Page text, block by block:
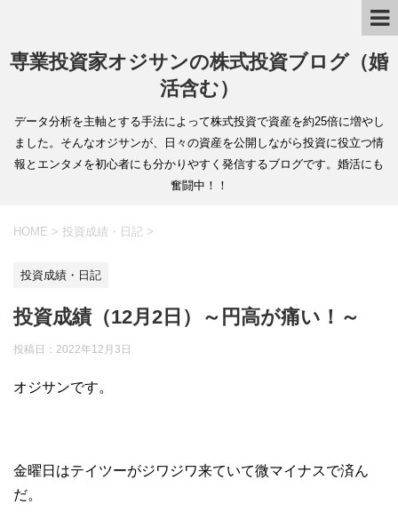
専業投資家オジサンの株式投資ブログ（婚
活含む）
データ分析を主軸とする手法によって株式投資で資産を約25倍に増やし
ました。そんなオジサンが、日々の資産を公開しながら投資に役立つ情
報とエンタメを初心者にも分かりやすく発信するブログです。婚活にも
奮闘中！！
HOME > 投資成績・日記 >
投資成績・日記
投資成績（12月2日）～円高が痛い！～
投稿日： 2022年12月3日
オジサンです。
金曜日はテイツーがジワジワ来ていて微マイナスで済ん
だ。